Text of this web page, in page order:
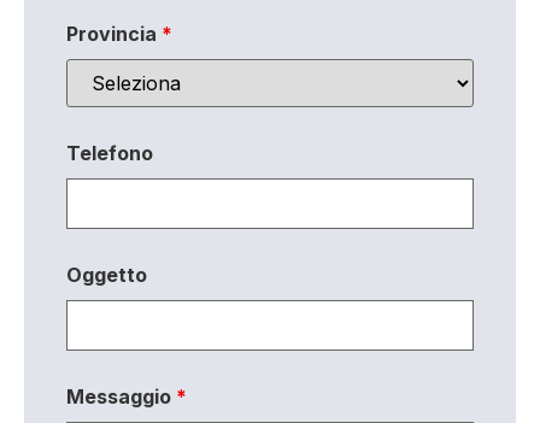
Provincia *
Telefono
Oggetto
Messaggio *